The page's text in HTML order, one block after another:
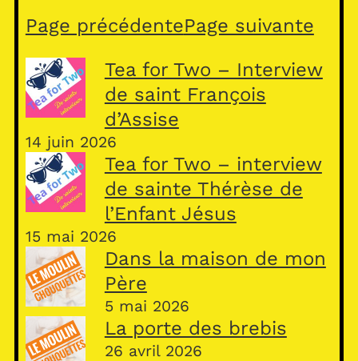
Page précédentePage suivante
Tea for Two – Interview
de saint François
d’Assise
14 juin 2026
Tea for Two – interview
de sainte Thérèse de
l’Enfant Jésus
15 mai 2026
Dans la maison de mon
Père
5 mai 2026
La porte des brebis
26 avril 2026